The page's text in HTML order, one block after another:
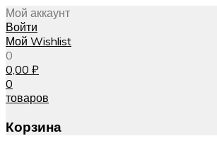
Мой аккаунт
Войти
Мой Wishlist
0
0,00 ₽
0
товаров
Корзина